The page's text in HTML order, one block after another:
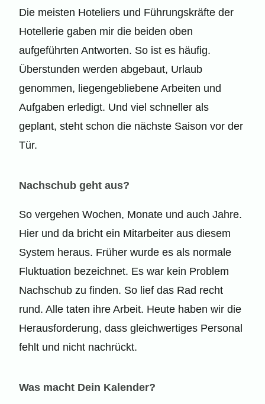
Die meisten Hoteliers und Führungskräfte der
Hotellerie gaben mir die beiden oben
aufgeführten Antworten. So ist es häufig.
Überstunden werden abgebaut, Urlaub
genommen, liegengebliebene Arbeiten und
Aufgaben erledigt. Und viel schneller als
geplant, steht schon die nächste Saison vor der
Tür.
Nachschub geht aus?
So vergehen Wochen, Monate und auch Jahre.
Hier und da bricht ein Mitarbeiter aus diesem
System heraus. Früher wurde es als normale
Fluktuation bezeichnet. Es war kein Problem
Nachschub zu finden. So lief das Rad recht
rund. Alle taten ihre Arbeit. Heute haben wir die
Herausforderung, dass gleichwertiges Personal
fehlt und nicht nachrückt.
Was macht Dein Kalender?